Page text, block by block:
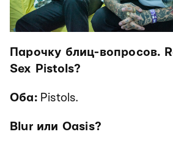
Парочку блиц-вопросов.
Sex Pistols?
Оба:Pistols.
Blur или Oasis?